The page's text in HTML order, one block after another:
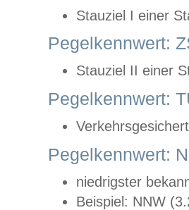
Stauziel I einer
Pegelkennwert:
Stauziel II einer
Pegelkennwert:
Pegelkennwert:
niedrigster
Beispiel: NNW